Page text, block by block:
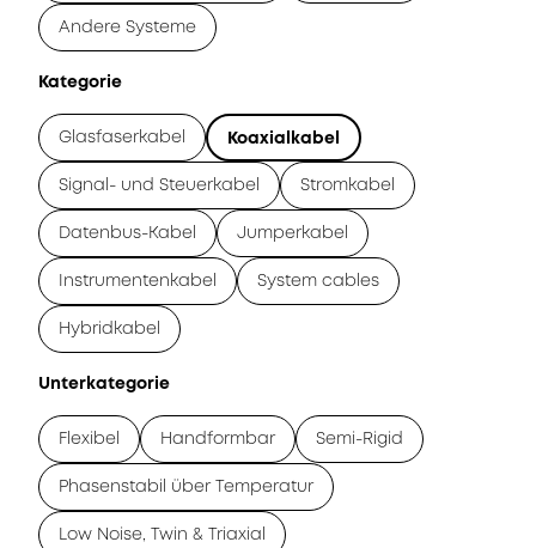
Andere Systeme
Kategorie
Glasfaserkabel Koaxialkabel
Signal- und Steuerkabel Stromkabel
Datenbus-Kabel Jumperkabel
Instrumentenkabel System cables
Hybridkabel
Unterkategorie
Flexibel Handformbar Semi-Rigid
Phasenstabil über Temperatur
Low Noise, Twin & Triaxial